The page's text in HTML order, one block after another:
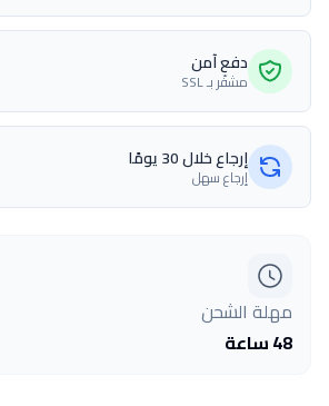
دفع آمن
مشفّر بـ SSL
إرجاع خلال 30 يومًا
إرجاع سهل
مهلة الشحن
48 ساعة